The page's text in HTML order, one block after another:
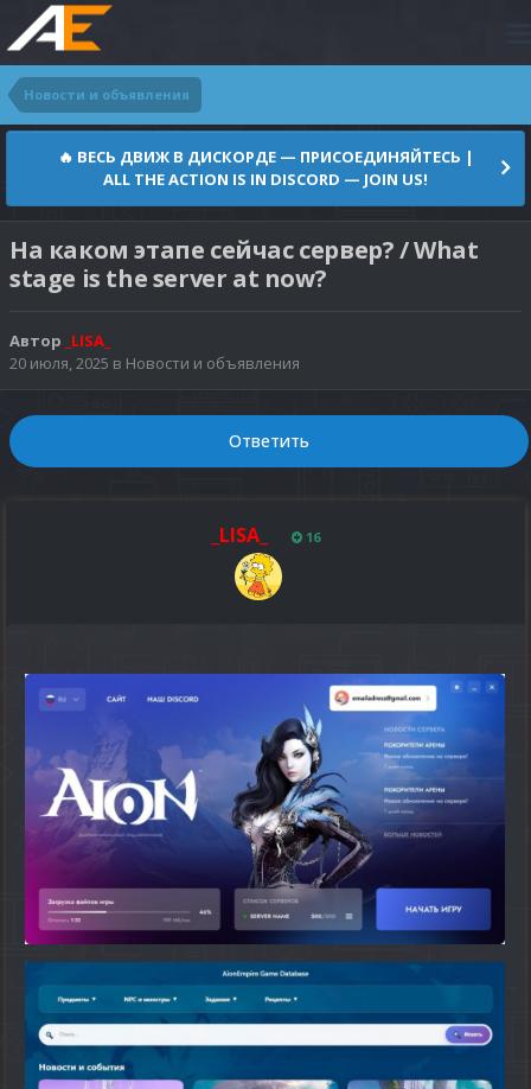
Новости и объявления
🔥 ВЕСЬ ДВИЖ В ДИСКОРДЕ — ПРИСОЕДИНЯЙТЕСЬ |
ALL THE ACTION IS IN DISCORD — JOIN US!
На каком этапе сейчас сервер? / What
stage is the server at now?
Автор _LISA_
20 июля, 2025 в Новости и объявления
Ответить
_LISA_ 16